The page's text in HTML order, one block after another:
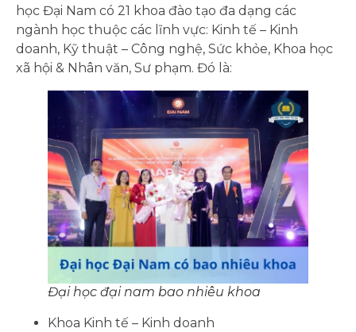
học Đại Nam có 21 khoa đào tạo đa dạng các
ngành học thuộc các lĩnh vực: Kinh tế – Kinh
doanh, Kỹ thuật – Công nghệ, Sức khỏe, Khoa học
xã hội & Nhân văn, Sư phạm. Đó là:
Đại học đại nam bao nhiêu khoa
Khoa Kinh tế – Kinh doanh